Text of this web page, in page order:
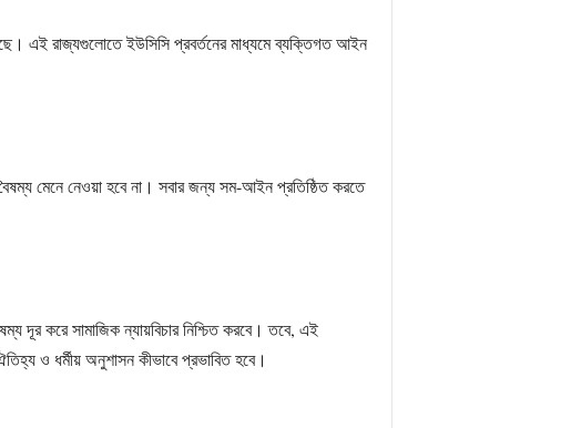
এই রাজ্যগুলোতে ইউসিসি প্রবর্তনের মাধ্যমে ব্যক্তিগত আইন
মেনে নেওয়া হবে না। সবার জন্য সম-আইন প্রতিষ্ঠিত করতে
দূর করে সামাজিক ন্যায়বিচার নিশ্চিত করবে। তবে, এই
ও ধর্মীয় অনুশাসন কীভাবে প্রভাবিত হবে।